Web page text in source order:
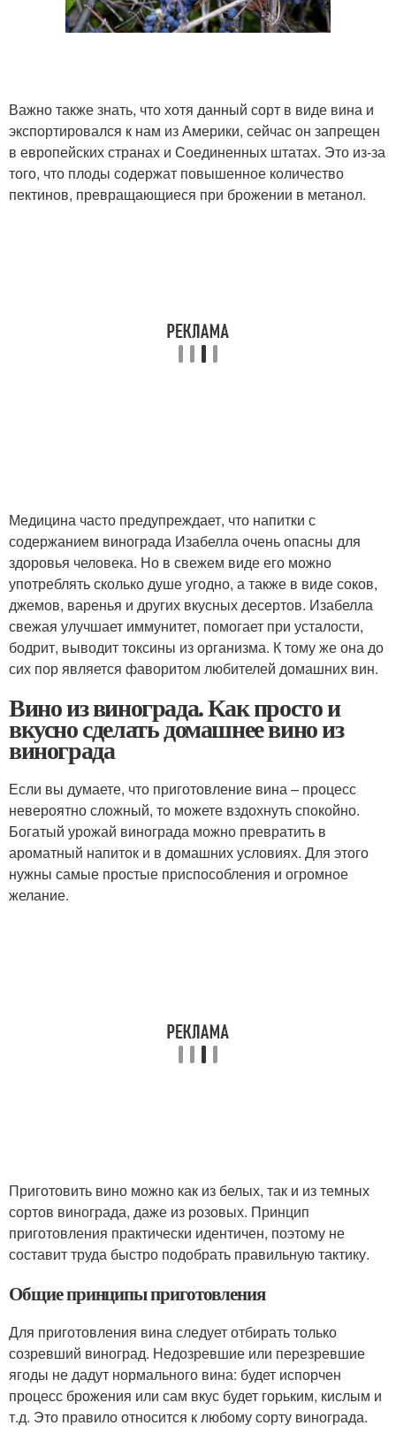
Важно также знать, что хотя данный сорт в виде вина и
экспортировался к нам из Америки, сейчас он запрещен
в европейских странах и Соединенных штатах. Это из-за
того, что плоды содержат повышенное количество
пектинов, превращающиеся при брожении в метанол.
Медицина часто предупреждает, что напитки с
содержанием винограда Изабелла очень опасны для
здоровья человека. Но в свежем виде его можно
употреблять сколько душе угодно, а также в виде соков,
джемов, варенья и других вкусных десертов. Изабелла
свежая улучшает иммунитет, помогает при усталости,
бодрит, выводит токсины из организма. К тому же она до
сих пор является фаворитом любителей домашних вин.
Вино из винограда. Как просто и
вкусно сделать домашнее вино из
винограда
Если вы думаете, что приготовление вина – процесс
невероятно сложный, то можете вздохнуть спокойно.
Богатый урожай винограда можно превратить в
ароматный напиток и в домашних условиях. Для этого
нужны самые простые приспособления и огромное
желание.
Приготовить вино можно как из белых, так и из темных
сортов винограда, даже из розовых. Принцип
приготовления практически идентичен, поэтому не
составит труда быстро подобрать правильную тактику.
Общие принципы приготовления
Для приготовления вина следует отбирать только
созревший виноград. Недозревшие или перезревшие
ягоды не дадут нормального вина: будет испорчен
процесс брожения или сам вкус будет горьким, кислым и
т.д. Это правило относится к любому сорту винограда.